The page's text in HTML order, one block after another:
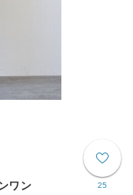
25
ワン